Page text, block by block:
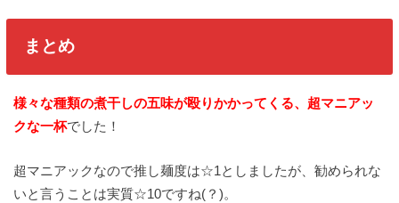
まとめ
様々な種類の煮干しの五味が殴りかかってくる、超マニアッ
クな一杯でした！
超マニアックなので推し麺度は☆1としましたが、勧められな
いと言うことは実質☆10ですね(？)。